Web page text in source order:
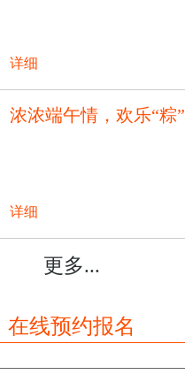
详细
浓浓端午情，欢乐“
详细
更多...
在线预约报名